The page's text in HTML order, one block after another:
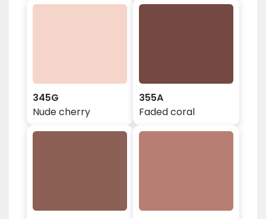
345G
Nude cherry
355A
Faded coral